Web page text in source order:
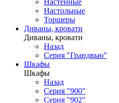
Настенные
Настольные
Торшеры
Диваны, кровати
Диваны, кровати
Назад
Серия "Грандвью"
Шкафы
Шкафы
Назад
Серия "900"
Серия "902"